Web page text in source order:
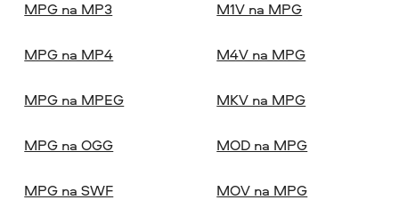
MPG na MP3
MPG na MP4
MPG na MPEG
MPG na OGG
MPG na SWF
M1V na MPG
M4V na MPG
MKV na MPG
MOD na MPG
MOV na MPG